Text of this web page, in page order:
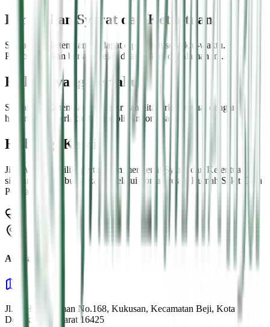
Perubahan Syarat dan Ketentuan
Syarat dan Ketentuan ini dapat diperbarui sewaktu-waktu.
Perubahan akan berlaku sejak ditampilkan di halaman ini.
Hukum yang Berlaku
Syarat dan Ketentuan ini diatur dan ditafsirkan sesuai dengan
hukum yang berlaku di Republik Indonesia.
Hubungi Kami
Jika Anda memiliki pertanyaan mengenai Syarat dan Ketentuan ini,
silakan menghubungi kami melalui kontak resmi Rumah Sakit Grha
Permata Ibu.
Alamat Kami
Jl. K.H.M. Usman No.168, Kukusan, Kecamatan Beji, Kota
Depok, Jawa Barat 16425